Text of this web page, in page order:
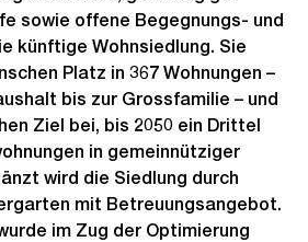
sowie offene Begegnungs- und
künftige Wohnsiedlung. Sie
Platz in 367 Wohnungen –
bis zur Grossfamilie – und
Ziel bei, bis 2050 ein Drittel
in gemeinnütziger
wird die Siedlung durch
mit Betreuungsangebot.
im Zug der Optimierung